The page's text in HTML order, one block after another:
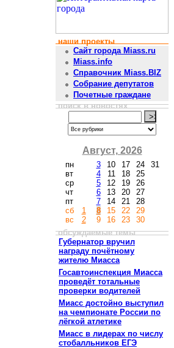
наши проекты
Сайт города Miass.ru
Miass.info
Справочник Miass.BIZ
Собрание депутатов
Почетные граждане
поиск в новостях
Август, 2026
пн
вт
ср
чт
пт
сб
вс
1
2
3
4
5
6
7
8
9
10
11
12
13
14
15
16
17
18
19
20
21
22
23
24
25
26
27
28
29
30
31
обсуждаемые темы
Губернатор вручил
награду почётному
жителю Миасса
Госавтоинспекция Миасса
проведёт тотальные
проверки водителей
Миасс достойно выступил
на чемпионате России по
лёгкой атлетике
Миасс в лидерах по числу
стобалльников ЕГЭ